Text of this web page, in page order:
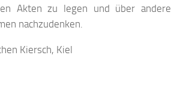
Akten zu legen und über andere
nachzudenken.
Kiersch, Kiel